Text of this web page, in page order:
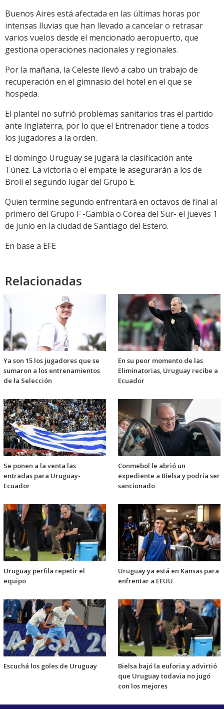
Buenos Aires está afectada en las últimas horas por
intensas lluvias que han llevado a cancelar o retrasar
varios vuelos desde el mencionado aeropuerto, que
gestiona operaciones nacionales y regionales.
Por la mañana, la Celeste llevó a cabo un trabajo de
recuperación en el gimnasio del hotel en el que se
hospeda.
El plantel no sufrió problemas sanitarios tras el partido
ante Inglaterra, por lo que el Entrenador tiene a todos
los jugadores a la orden.
El domingo Uruguay se jugará la clasificación ante
Túnez. La victoria o el empate le asegurarán a los de
Broli el segundo lugar del Grupo E.
Quien termine segundo enfrentará en octavos de final al
primero del Grupo F -Gambia o Corea del Sur- el jueves 1
de junio en la ciudad de Santiago del Estero.
En base a EFE
Relacionadas
Ya son 15 los jugadores que se
sumaron a los entrenamientos
de la Selección
En su peor momento de las
Eliminatorias, Uruguay recibe a
Ecuador
Se ponen a la venta las
entradas para Uruguay-
Ecuador
Conmebol le abrió un
expediente a Bielsa y podría ser
sancionado
Uruguay perfila repetir el
equipo
Uruguay ya está en Kansas para
enfrentar a EEUU
Escuchá los goles de Uruguay
Bielsa bajó la euforia y advirtió
que Uruguay todavia no jugó
con los mejores